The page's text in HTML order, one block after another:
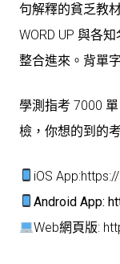
句解釋的貧乏教
WORD UP 與各
整合進來。背單
學測指考 7000
檢，你想的到的
iOS App:
Android App:
Web網頁版: